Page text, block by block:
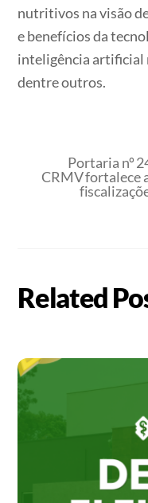
nutritivos na visão
e benefícios da
inteligência artificial
dentre outros.
Portaria nº
CRMV fortalece
Related